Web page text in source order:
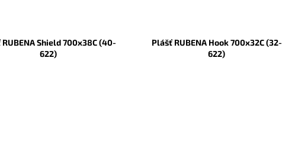
Shield 700x38C (40-
622)
Plášť RUBENA Hook 700x32C (32-
622)